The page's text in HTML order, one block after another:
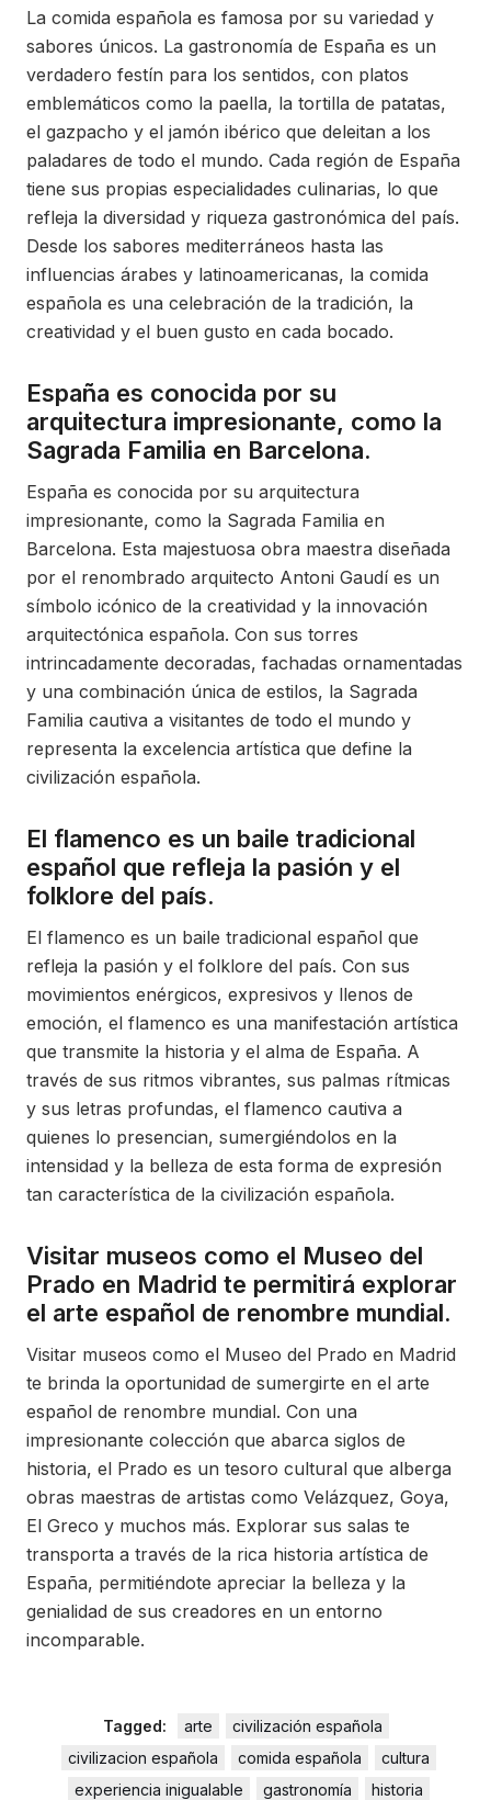
La comida española es famosa por su variedad y
sabores únicos. La gastronomía de España es un
verdadero festín para los sentidos, con platos
emblemáticos como la paella, la tortilla de patatas,
el gazpacho y el jamón ibérico que deleitan a los
paladares de todo el mundo. Cada región de España
tiene sus propias especialidades culinarias, lo que
refleja la diversidad y riqueza gastronómica del país.
Desde los sabores mediterráneos hasta las
influencias árabes y latinoamericanas, la comida
española es una celebración de la tradición, la
creatividad y el buen gusto en cada bocado.
España es conocida por su
arquitectura impresionante, como la
Sagrada Familia en Barcelona.
España es conocida por su arquitectura
impresionante, como la Sagrada Familia en
Barcelona. Esta majestuosa obra maestra diseñada
por el renombrado arquitecto Antoni Gaudí es un
símbolo icónico de la creatividad y la innovación
arquitectónica española. Con sus torres
intrincadamente decoradas, fachadas ornamentadas
y una combinación única de estilos, la Sagrada
Familia cautiva a visitantes de todo el mundo y
representa la excelencia artística que define la
civilización española.
El flamenco es un baile tradicional
español que refleja la pasión y el
folklore del país.
El flamenco es un baile tradicional español que
refleja la pasión y el folklore del país. Con sus
movimientos enérgicos, expresivos y llenos de
emoción, el flamenco es una manifestación artística
que transmite la historia y el alma de España. A
través de sus ritmos vibrantes, sus palmas rítmicas
y sus letras profundas, el flamenco cautiva a
quienes lo presencian, sumergiéndolos en la
intensidad y la belleza de esta forma de expresión
tan característica de la civilización española.
Visitar museos como el Museo del
Prado en Madrid te permitirá explorar
el arte español de renombre mundial.
Visitar museos como el Museo del Prado en Madrid
te brinda la oportunidad de sumergirte en el arte
español de renombre mundial. Con una
impresionante colección que abarca siglos de
historia, el Prado es un tesoro cultural que alberga
obras maestras de artistas como Velázquez, Goya,
El Greco y muchos más. Explorar sus salas te
transporta a través de la rica historia artística de
España, permitiéndote apreciar la belleza y la
genialidad de sus creadores en un entorno
incomparable.
Tagged: arte
civilización española
civilizacion española
comida española
cultura
experiencia inigualable
gastronomía
historia